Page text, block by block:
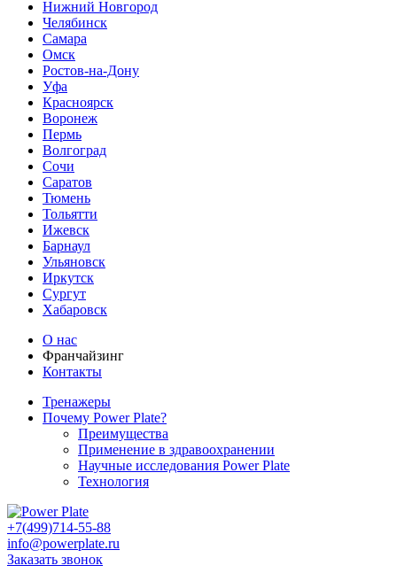
Нижний Новгород
Челябинск
Самара
Омск
Ростов-на-Дону
Уфа
Красноярск
Воронеж
Пермь
Волгоград
Сочи
Саратов
Тюмень
Тольятти
Ижевск
Барнаул
Ульяновск
Иркутск
Сургут
Хабаровск
О нас
Франчайзинг
Контакты
Тренажеры
Почему Power Plate?
Преимущества
Применение в здравоохранении
Научные исследования Power Plate
Технология
+7(499)714-55-88
info@powerplate.ru
Заказать звонок